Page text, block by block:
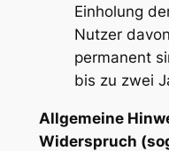
Einholung
Nutzer
permanent
bis zu zwei
Allgemeine
Widerspruch